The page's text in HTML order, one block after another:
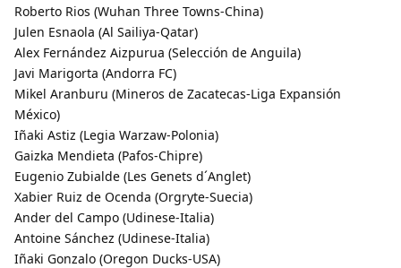
Roberto Rios (Wuhan Three Towns-China)
Julen Esnaola (Al Sailiya-Qatar)
Alex Fernández Aizpurua (Selección de Anguila)
Javi Marigorta (Andorra FC)
Mikel Aranburu (Mineros de Zacatecas-Liga Expansión
México)
Iñaki Astiz (Legia Warzaw-Polonia)
Gaizka Mendieta (Pafos-Chipre)
Eugenio Zubialde (Les Genets d´Anglet)
Xabier Ruiz de Ocenda (Orgryte-Suecia)
Ander del Campo (Udinese-Italia)
Antoine Sánchez (Udinese-Italia)
Iñaki Gonzalo (Oregon Ducks-USA)